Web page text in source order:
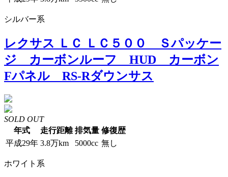
シルバー系
レクサス ＬＣ ＬＣ５００ Ｓパッケー
ジ カーボンルーフ HUD カーボン
Fパネル RS-Rダウンサス
SOLD OUT
年式
走行距離 排気量 修復歴
平成29年 3.8万km 5000cc 無し
ホワイト系